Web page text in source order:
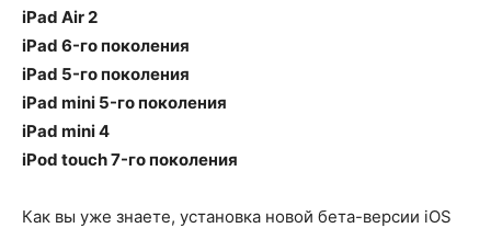
iPad Air 2
iPad 6-го поколения
iPad 5-го поколения
iPad mini 5-го поколения
iPad mini 4
iPod touch 7-го поколения
Как вы уже знаете, установка новой бета-версии iOS